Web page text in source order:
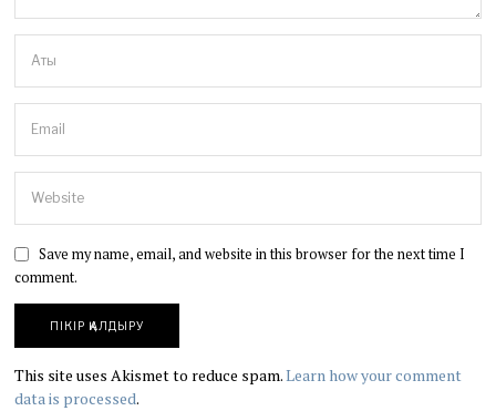
Save my name, email, and website in this browser for the next time I
comment.
This site uses Akismet to reduce spam.Learn how your comment
data is processed.